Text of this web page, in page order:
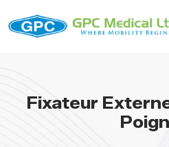
Fixateur